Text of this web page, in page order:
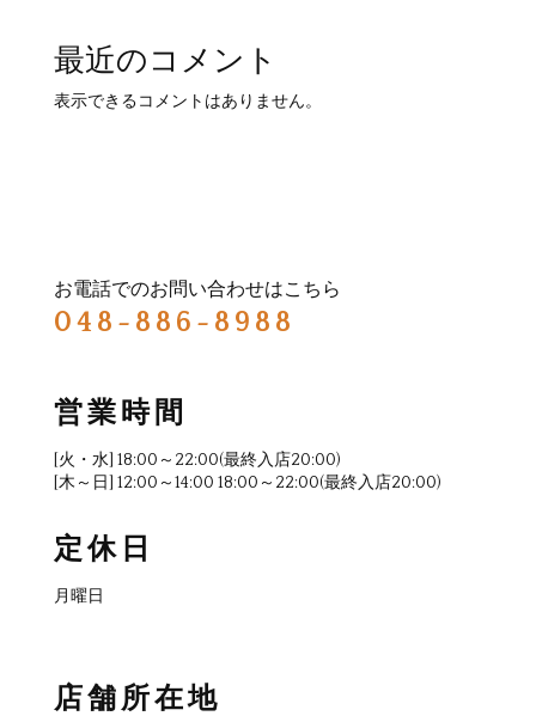
最近のコメント
表示できるコメントはありません。
お電話でのお問い合わせはこちら
048-886-8988
営業時間
[火・水] 18:00～22:00(最終入店20:00)
[木～日] 12:00～14:00 18:00～22:00(最終入店20:00)
定休日
月曜日
店舗所在地